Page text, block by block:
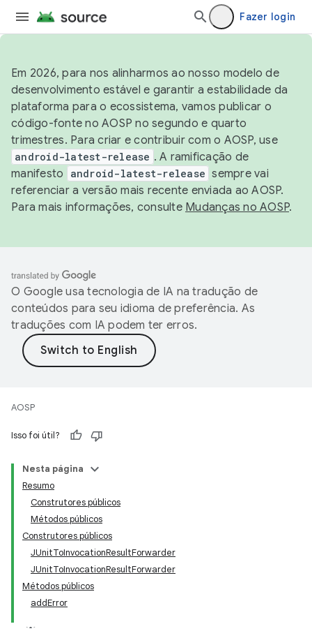
Fazer login
Em 2026, para nos alinharmos ao nosso modelo de
desenvolvimento estável e garantir a estabilidade da
plataforma para o ecossistema, vamos publicar o
código-fonte no AOSP no segundo e quarto
trimestres. Para criar e contribuir com o AOSP, use
android-latest-release . A ramificação de
manifesto
android-latest-release sempre vai
referenciar a versão mais recente enviada ao AOSP.
Para mais informações, consulte Mudanças no AOSP.
O Google usa tecnologia de IA na tradução de
conteúdos para seu idioma de preferência. As
traduções com IA podem ter erros.
AOSP
Isso foi útil?
Nesta página
Resumo
Construtores públicos
Métodos públicos
Construtores públicos
JUnitToInvocationResultForwarder
JUnitToInvocationResultForwarder
Métodos públicos
addError